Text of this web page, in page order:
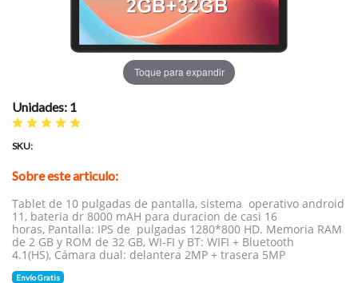
Toque para expandir
Unidades: 1
SKU:
Sobre este articulo:
Tablet de 10 pulgadas de pantalla, sistema operativo android
11, bateria dr 8000 mAH para duracion de casi 16
horas, Pantalla: IPS de pulgadas 1280*800 HD. Memoria RAM
de 2 GB y ROM de 32 GB, WI-FI y BT: WIFI + Bluetooth
4.1(HS), Cámara dual: delantera 2MP + trasera 5MP
Envío Gratis